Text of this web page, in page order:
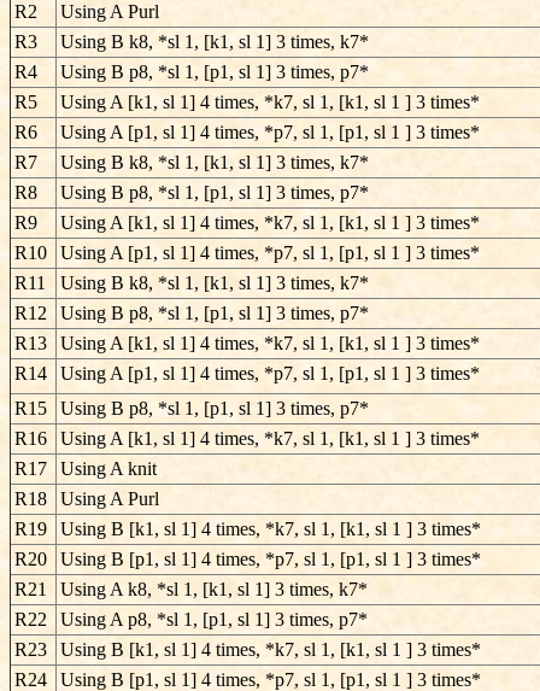
R2
Using A Purl
R3
Using B k8, *sl 1, [k1, sl 1] 3 times, k7*
R4
Using B p8, *sl 1, [p1, sl 1] 3 times, p7*
R5
Using A [k1, sl 1] 4 times, *k7, sl 1, [k1, sl 1 ] 3 times*
R6
Using A [p1, sl 1] 4 times, *p7, sl 1, [p1, sl 1 ] 3 times*
R7
Using B k8, *sl 1, [k1, sl 1] 3 times, k7*
R8
Using B p8, *sl 1, [p1, sl 1] 3 times, p7*
R9
Using A [k1, sl 1] 4 times, *k7, sl 1, [k1, sl 1 ] 3 times*
R10
Using A [p1, sl 1] 4 times, *p7, sl 1, [p1, sl 1 ] 3 times*
R11
Using B k8, *sl 1, [k1, sl 1] 3 times, k7*
R12
Using B p8, *sl 1, [p1, sl 1] 3 times, p7*
R13
Using A [k1, sl 1] 4 times, *k7, sl 1, [k1, sl 1 ] 3 times*
R14
Using A [p1, sl 1] 4 times, *p7, sl 1, [p1, sl 1 ] 3 times*
R15
Using B p8, *sl 1, [p1, sl 1] 3 times, p7*
R16
Using A [k1, sl 1] 4 times, *k7, sl 1, [k1, sl 1 ] 3 times*
R17
Using A knit
R18
Using A Purl
R19
Using B [k1, sl 1] 4 times, *k7, sl 1, [k1, sl 1 ] 3 times*
R20
Using B [p1, sl 1] 4 times, *p7, sl 1, [p1, sl 1 ] 3 times*
R21
Using A k8, *sl 1, [k1, sl 1] 3 times, k7*
R22
Using A p8, *sl 1, [p1, sl 1] 3 times, p7*
R23
Using B [k1, sl 1] 4 times, *k7, sl 1, [k1, sl 1 ] 3 times*
R24
Using B [p1, sl 1] 4 times, *p7, sl 1, [p1, sl 1 ] 3 times*